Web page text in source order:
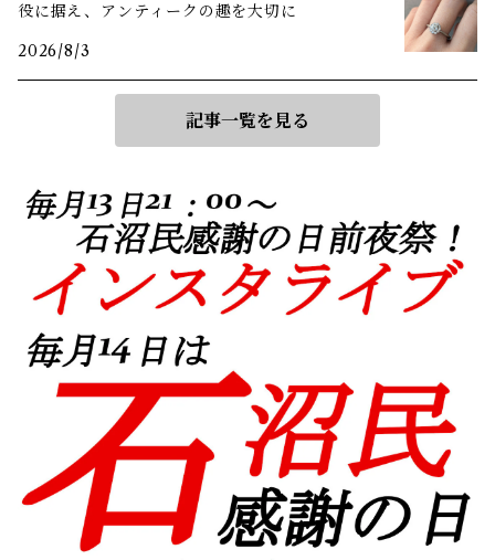
役に据え、アンティークの趣を大切に
2026/8/3
記事一覧を見る